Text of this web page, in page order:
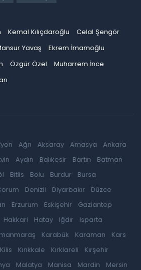
Kemal Kılıçdaroğlu
Celal Şengör
Yavaş
Ekrem İmamoğlu
Özgür Özel
Muharrem İnce
Ağrı Aksaray Amasya
Ankara
Aydın Balıkesir Bartın
Batman
Bitlis Bolu Burdur
Bursa
Denizli Diyarbakır
Düzce
Erzurum Eskişehir
Gaziantep
Hakkari Hatay Iğdır
Isparta
Karabük Karaman
Kars
Kilis Kırıkkale Kırklareli
Kırşehir
Malatya Manisa Mardin
Mersin